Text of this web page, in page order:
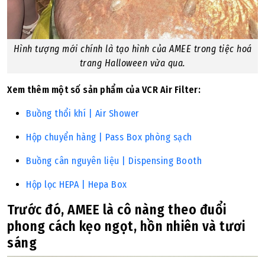
Hình tượng mới chính là tạo hình của AMEE trong tiệc hoá
trang Halloween vừa qua.
Xem thêm một số sản phẩm của VCR Air Filter:
Buồng thổi khí | Air Shower
Hộp chuyển hàng | Pass Box phòng sạch
Buồng cân nguyên liệu | Dispensing Booth
Hộp lọc HEPA | Hepa Box
Trước đó, AMEE là cô nàng theo đuổi
phong cách kẹo ngọt, hồn nhiên và tươi
sáng